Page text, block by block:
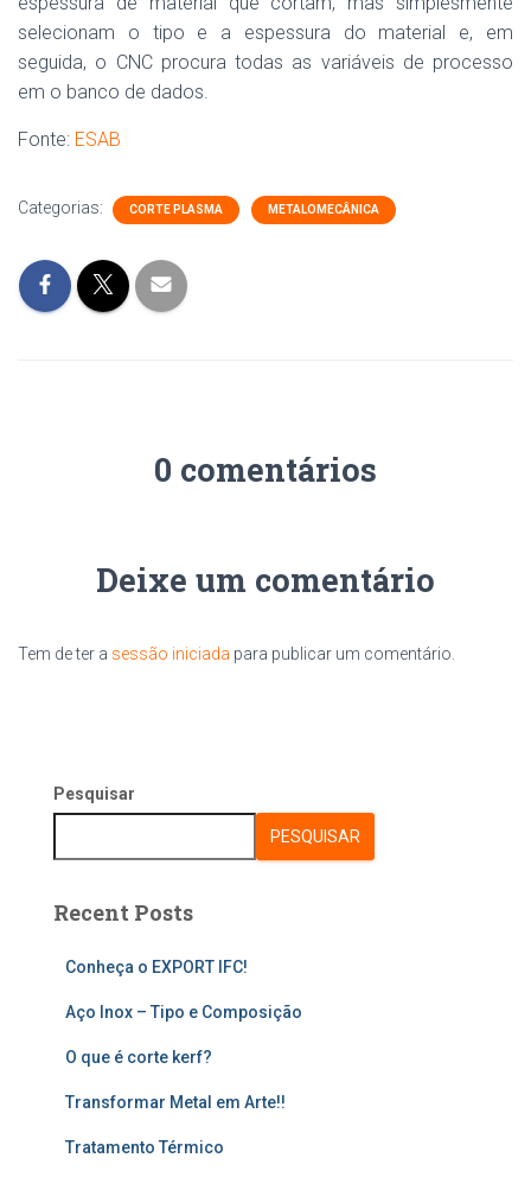
selecionam o tipo e a espessura do material e, em
seguida, o CNC procura todas as variáveis ​​de processo
em o banco de dados.
Fonte: ESAB
Categorias: CORTE PLASMA METALOMECÂNICA
0 comentários
Deixe um comentário
Tem de ter a sessão iniciada para publicar um comentário.
Pesquisar
PESQUISAR
Recent Posts
Conheça o EXPORT IFC!
Aço Inox – Tipo e Composição
O que é corte kerf?
Transformar Metal em Arte!!
Tratamento Térmico